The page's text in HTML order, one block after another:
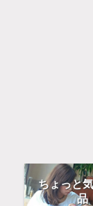
ちょっと
品